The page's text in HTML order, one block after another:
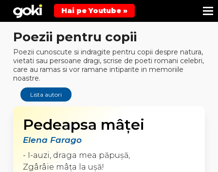
Hai pe Youtube »
Poezii pentru copii
Poezii cunoscute si indragite pentru copii despre natura,
vietati sau persoane dragi, scrise de poeti romani celebri,
care au ramas si vor ramane intiparite in memoriile
noastre.
Lista autori
Pedeapsa mâţei
Elena Farago
- I-auzi, draga mea păpuşă,
Zgârâie mâţa la uşă!